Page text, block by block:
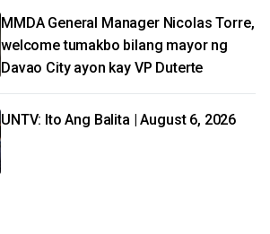
MMDA General Manager Nicolas Torre,
welcome tumakbo bilang mayor ng
Davao City ayon kay VP Duterte
UNTV: Ito Ang Balita | August 6, 2026